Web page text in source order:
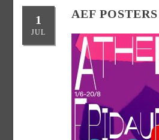
1
JUL
AEF